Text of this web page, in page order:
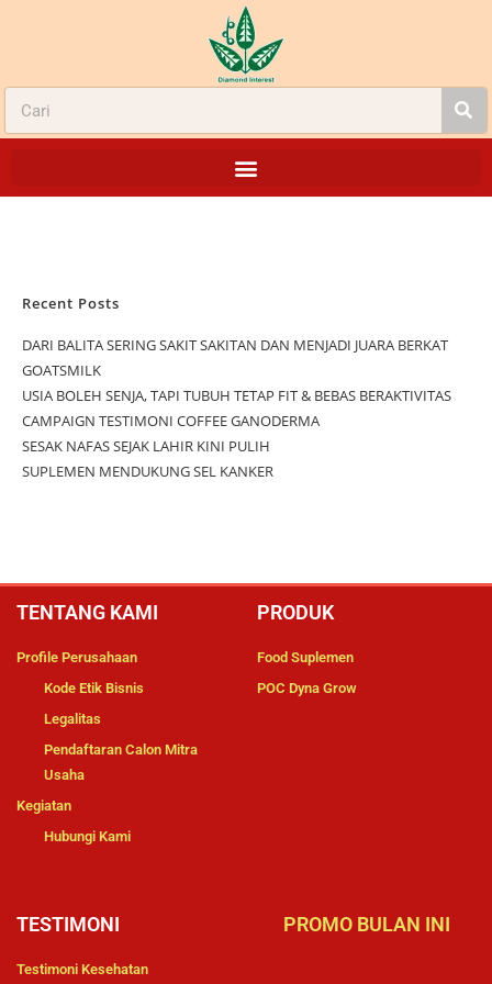
Recent Posts
DARI BALITA SERING SAKIT SAKITAN DAN MENJADI JUARA BERKAT
GOATSMILK
USIA BOLEH SENJA, TAPI TUBUH TETAP FIT & BEBAS BERAKTIVITAS
CAMPAIGN TESTIMONI COFFEE GANODERMA
SESAK NAFAS SEJAK LAHIR KINI PULIH
SUPLEMEN MENDUKUNG SEL KANKER
TENTANG KAMI
Profile Perusahaan
Kode Etik Bisnis
Legalitas
Pendaftaran Calon Mitra
Usaha
Kegiatan
Hubungi Kami
PRODUK
Food Suplemen
POC Dyna Grow
TESTIMONI
Testimoni Kesehatan
PROMO BULAN INI